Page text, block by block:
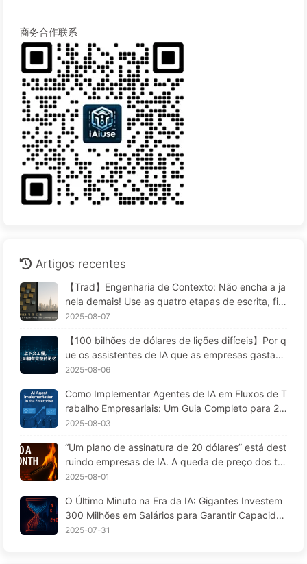
商务合作联系
Artigos recentes
【Trad】Engenharia de Contexto: Não encha a ja
nela demais! Use as quatro etapas de escrita, filtr
agem, compressão e isolamento; fique atento à c
em, e mantenha o ruído do lado de fora — Apren
da AI 170
2025-08-07
【100 bilhões de dólares de lições difíceis】Por q
ue os assistentes de IA que as empresas gastam
fortunas para implementar "esquecem" nos mom
ntem seu desempenho em 90%? — Aprendendo I
A 169
2025-08-06
Como Implementar Agentes de IA em Fluxos de T
rabalho Empresariais: Um Guia Completo para 20
25 — Aprendendo IA aos Poucos 166
2025-08-03
“Um plano de assinatura de 20 dólares” está dest
ruindo empresas de IA. A queda de preço dos to
kens é uma ilusão; o que realmente custa caro na
e 164
2025-08-01
O Último Minuto na Era da IA: Gigantes Investem
300 Milhões em Salários para Garantir Capacida
de de Cálculo, Usufruindo do seu Tempo Livre pa
2025-07-31